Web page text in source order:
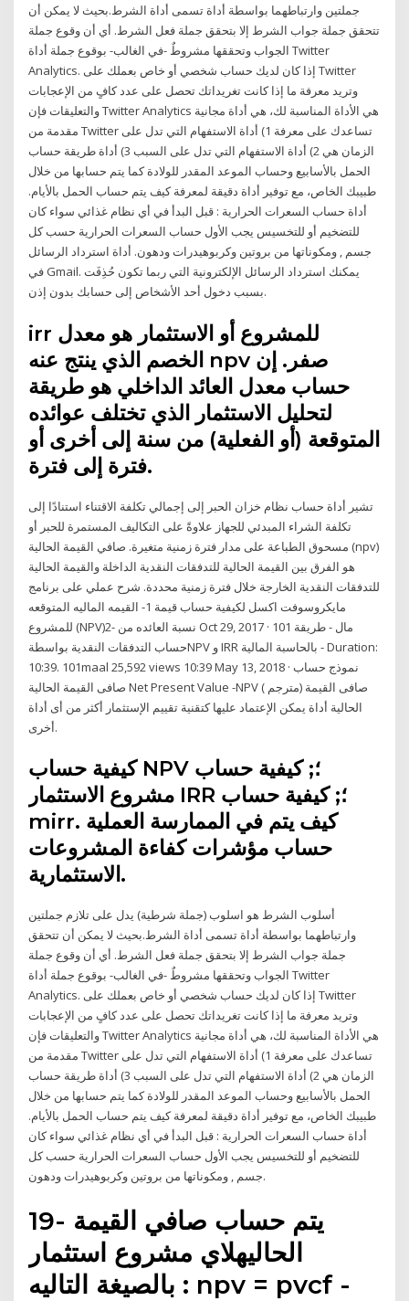
جملتين وارتباطهما بواسطة أداة تسمى أداة الشرط.بحيث لا يمكن أن
تتحقق جملة جواب الشرط إلا بتحقق جملة فعل الشرط. أي أن وقوع جملة
الجواب وتحققها مشروطٌ -في الغالب- بوقوع جملة أداة Twitter
Analytics. إذا كان لديك حساب شخصي أو خاص بعملك على Twitter
وتريد معرفة ما إذا كانت تغريداتك تحصل على عدد كافٍ من الإعجابات
والتعليقات فإن Twitter Analytics هي الأداة المناسبة لك، هي أداة مجانية
مقدمة من Twitter تساعدك على معرفة 1) أداة الاستفهام التي تدل على
الزمان هي 2) أداة الاستفهام التي تدل على السبب 3) أداة طريقة حساب
الحمل بالأسابيع وحساب الموعد المقدر للولادة كما يتم حسابها من خلال
طبيبك الخاص، مع توفير أداة دقيقة لمعرفة كيف يتم حساب الحمل بالأيام.
أداة حساب السعرات الحرارية : قبل البدأ في أي نظام غذائي سواء كان
للتضخيم أو للتخسيس يجب الأول حساب السعرات الحرارية حسب كل
جسم , ومكوناتها من بروتين وكربوهيدرات ودهون. أداة استرداد الرسائل
في Gmail. يمكنك استرداد الرسائل الإلكترونية التي ربما تكون حُذِفَت
بسبب دخول أحد الأشخاص إلى حسابك بدون إذن.
irr للمشروع أو الاستثمار هو معدل
الخصم الذي ينتج عنه npv صفر. إن
حساب معدل العائد الداخلي هو طريقة
لتحليل الاستثمار الذي تختلف عوائده
المتوقعة (أو الفعلية) من سنة إلى أخرى أو
فترة إلى فترة.
تشير أداة حساب نظام خزان الحبر إلى إجمالي تكلفة الاقتناء استنادًا إلى
تكلفة الشراء المبدئي للجهاز علاوةً على التكاليف المستمرة للحبر أو
مسحوق الطباعة على مدار فترة زمنية متغيرة. صافي القيمة الحالية (npv)
هو الفرق بين القيمة الحالية للتدفقات النقدية الداخلة والقيمة الحالية
للتدفقات النقدية الخارجة خلال فترة زمنية محددة. شرح عملي على برنامج
مايكروسوفت اكسل لكيفية حساب قيمة 1- القيمه الماليه المتوقعه
للمشروع (NPV)2- نسبة العائده من Oct 29, 2017 · 101 مال - طريقة
حساب التدفقات النقدية بواسطةNPV و IRR بالحاسبة المالية - Duration:
10:39. 101maal 25,592 views 10:39 May 13, 2018 · نموذج حساب
صافى القيمة الحالية Net Present Value -NPV ( مترجم) صافى القيمة
الحالية أداة يمكن الإعتماد عليها كتقنية تقييم الإستثمار أكثر من أى أداة
أخرى.
كيفية حساب NPV ؛; كيفية حساب
مشروع الاستثمار IRR ؛; كيفية حساب
mirr. كيف يتم في الممارسة العملية
حساب مؤشرات كفاءة المشروعات
الاستثمارية.
أسلوب الشرط هو اسلوب (جملة شرطية) يدل على تلازم جملتين
وارتباطهما بواسطة أداة تسمى أداة الشرط.بحيث لا يمكن أن تتحقق
جملة جواب الشرط إلا بتحقق جملة فعل الشرط. أي أن وقوع جملة
الجواب وتحققها مشروطٌ -في الغالب- بوقوع جملة أداة Twitter
Analytics. إذا كان لديك حساب شخصي أو خاص بعملك على Twitter
وتريد معرفة ما إذا كانت تغريداتك تحصل على عدد كافٍ من الإعجابات
والتعليقات فإن Twitter Analytics هي الأداة المناسبة لك، هي أداة مجانية
مقدمة من Twitter تساعدك على معرفة 1) أداة الاستفهام التي تدل على
الزمان هي 2) أداة الاستفهام التي تدل على السبب 3) أداة طريقة حساب
الحمل بالأسابيع وحساب الموعد المقدر للولادة كما يتم حسابها من خلال
طبيبك الخاص، مع توفير أداة دقيقة لمعرفة كيف يتم حساب الحمل بالأيام.
أداة حساب السعرات الحرارية : قبل البدأ في أي نظام غذائي سواء كان
للتضخيم أو للتخسيس يجب الأول حساب السعرات الحرارية حسب كل
جسم , ومكوناتها من بروتين وكربوهيدرات ودهون.
19- يتم حساب صافي القيمة
الحاليهلاي مشروع استثمار
بالصيغة التاليه : npv = pvcf -